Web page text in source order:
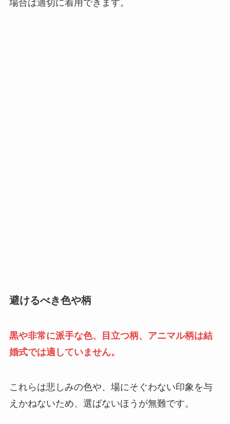
場合は適切に着用できます。
避けるべき色や柄
黒や非常に派手な色、目立つ柄、アニマル柄は結
婚式では適していません。
これらは悲しみの色や、場にそぐわない印象を与
えかねないため、選ばないほうが無難です。